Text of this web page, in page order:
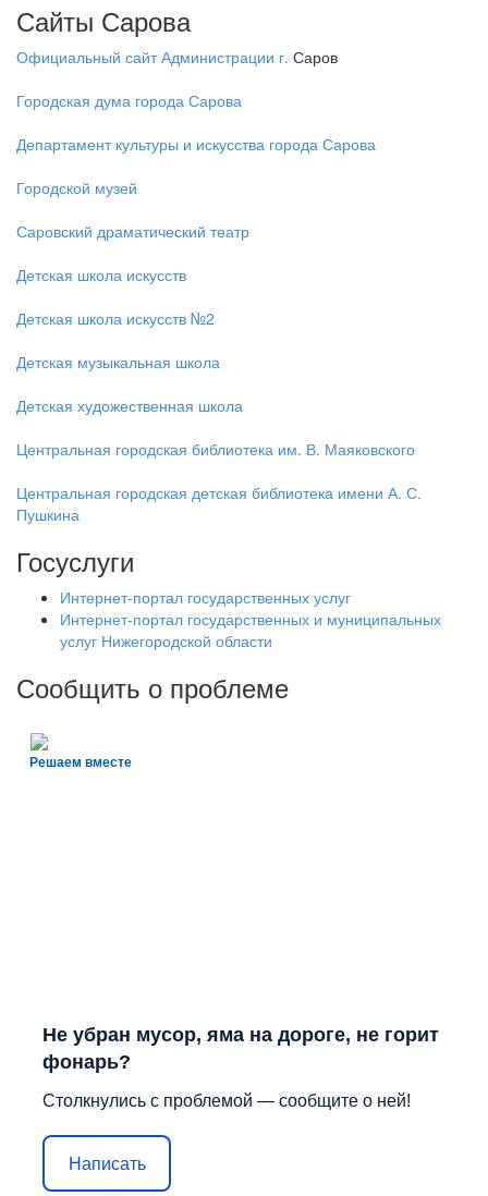
Сайты Сарова
Официальный сайт Администрации г. Саров
Городская дума города Сарова
Департамент культуры и искусства города Сарова
Городской музей
Саровский драматический театр
Детская школа искусств
Детская школа искусств №2
Детская музыкальная школа
Детская художественная школа
Центральная городская библиотека им. В. Маяковского
Центральная городская детская библиотека имени А. С.
Пушкина
Госуслуги
Интернет-портал государственных услуг
Интернет-портал государственных и муниципальных
услуг Нижегородской области
Сообщить о проблеме
Решаем вместе
Не убран мусор, яма на дороге, не горит
фонарь?
Столкнулись с проблемой — сообщите о ней!
Написать